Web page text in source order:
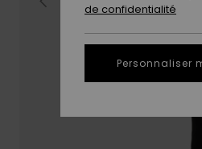
de confidentialité
Personnaliser